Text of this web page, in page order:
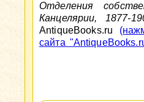
Отделения
Канцелярии, 1877-
AntiqueBooks.ru
сайта